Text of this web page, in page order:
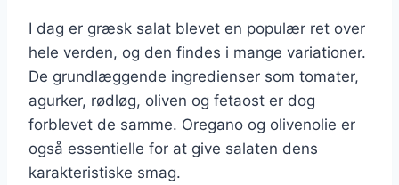
I dag er græsk salat blevet en populær ret over
hele verden, og den findes i mange variationer.
De grundlæggende ingredienser som tomater,
agurker, rødløg, oliven og fetaost er dog
forblevet de samme. Oregano og olivenolie er
også essentielle for at give salaten dens
karakteristiske smag.